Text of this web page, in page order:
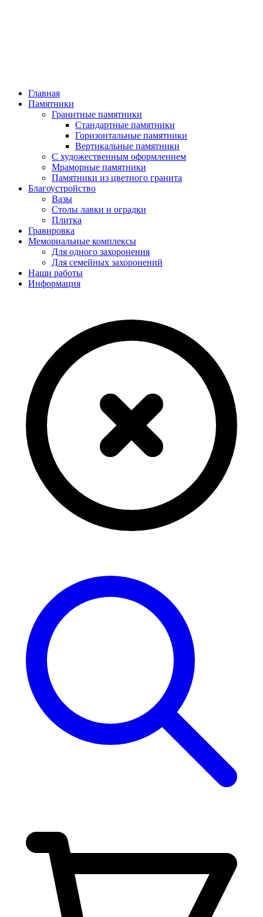
Главная
Памятники
Гранитные памятники
Стандартные памятники
Горизонтальные памятники
Вертикальные памятники
С художественным оформлением
Мраморные памятники
Памятники из цветного гранита
Благоустройство
Вазы
Столы лавки и оградки
Плитка
Гравировка
Мемориальные комплексы
Для одного захоронения
Для семейных захоронений
Наши работы
Информация